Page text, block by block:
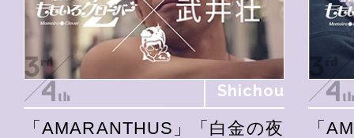
Shichou
「AMARANTHUS」「白金の夜
「